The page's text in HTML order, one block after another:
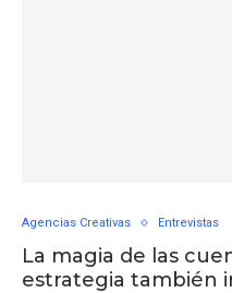
Agencias Creativas Entrevistas
La magia de las
estrategia también